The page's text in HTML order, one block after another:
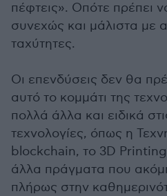
πέφτεις». Οπότε πρέπει
συνεχώς και μάλιστα με
ταχύτητες.
Οι επενδύσεις δεν θα
αυτό το κομμάτι της
πολλά άλλα και ειδικά
τεχνολογίες, όπως η
blockchain, το 3D
άλλα πράγματα που
πλήρως στην